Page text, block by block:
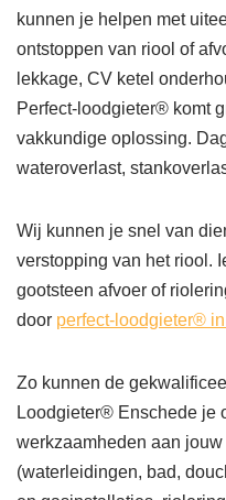
kunnen je helpen met
ontstoppen van riool of
lekkage, CV ketel
Perfect-loodgieter® komt
vakkundige oplossing.
wateroverlast,
Wij kunnen je snel van
verstopping van het riool.
gootsteen afvoer of
door perfect-loodgieter®
Zo kunnen de
Loodgieter® Enschede je
werkzaamheden aan
(waterleidingen, bad,